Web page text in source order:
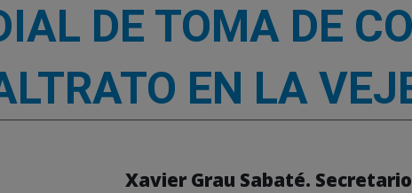
DE TOMA DE
EN LA
Xavier Grau Sabaté.